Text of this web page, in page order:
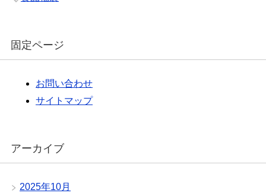
固定ページ
お問い合わせ
サイトマップ
アーカイブ
2025年10月